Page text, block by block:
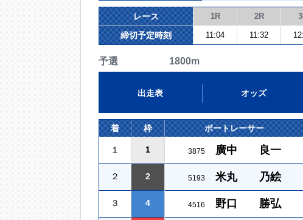
レース 1R 2R
締切予定時刻 11:04 11:32
予選 1800m
出走表 オッズ
着 枠 ボートレーサー
１ 1 3875 廣中 良一
２ 2 5193 米丸 乃絵
３ 4 4516 野口 勝弘